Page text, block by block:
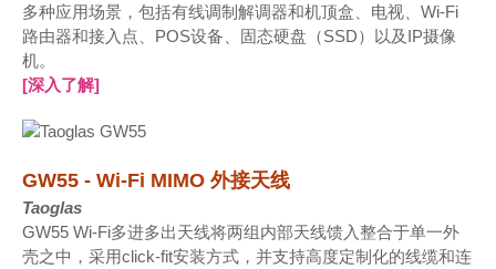
多种应用场景，包括有线调制解调器和机顶盒、电视、Wi-Fi
路由器和接入点、POS设备、固态硬盘（SSD）以及IP摄像
机。
[深入了解]
GW55 - Wi-Fi MIMO 外接天线
Taoglas
GW55 Wi-Fi多进多出天线将两组内部天线馈入整合于单一外
壳之中，采用click-fit安装方式，并支持高度定制化的线缆和连